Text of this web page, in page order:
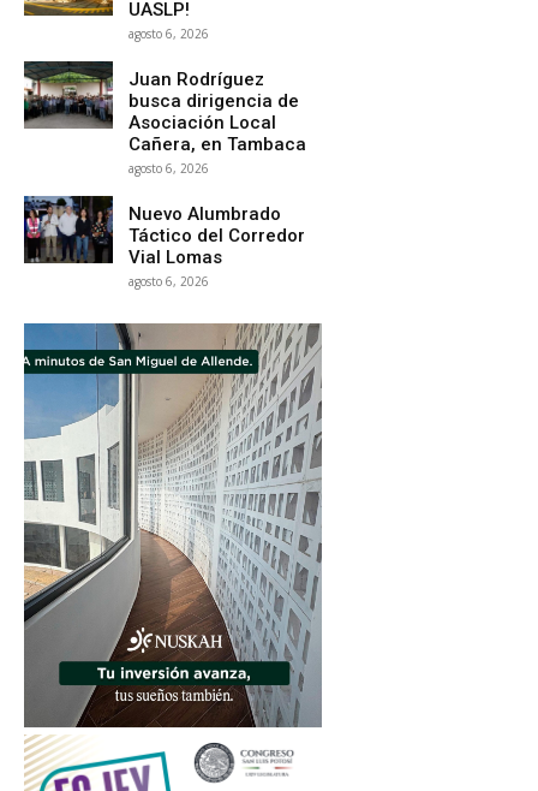
UASLP!
agosto 6, 2026
Juan Rodríguez
busca dirigencia de
Asociación Local
Cañera, en Tambaca
agosto 6, 2026
Nuevo Alumbrado
Táctico del Corredor
Vial Lomas
agosto 6, 2026